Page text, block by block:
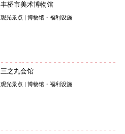
丰桥市美术博物馆
观光景点 | 博物馆・福利设施
三之丸会馆
观光景点 | 博物馆・福利设施